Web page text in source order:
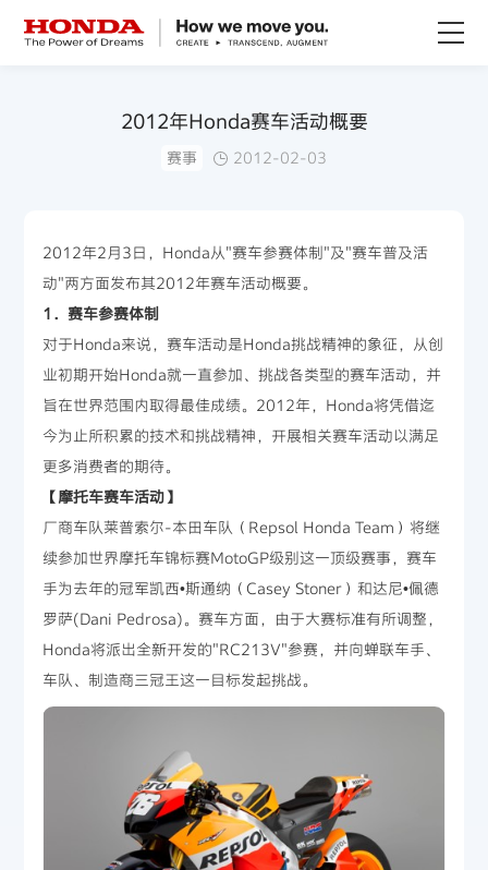
赛事运动
新闻资讯
2012年Honda赛车活动概要
赛事 2012-02-03
2012年2月3日，Honda从"赛车参赛体制"及"赛车普及活
动"两方面发布其2012年赛车活动概要。
1．赛车参赛体制
对于Honda来说，赛车活动是Honda挑战精神的象征，从创
业初期开始Honda就一直参加、挑战各类型的赛车活动，并
旨在世界范围内取得最佳成绩。2012年，Honda将凭借迄
今为止所积累的技术和挑战精神，开展相关赛车活动以满足
更多消费者的期待。
【摩托车赛车活动】
厂商车队莱普索尔-本田车队（Repsol Honda Team）将继
续参加世界摩托车锦标赛MotoGP级别这一顶级赛事，赛车
手为去年的冠军凯西•斯通纳（Casey Stoner）和达尼•佩德
罗萨(Dani Pedrosa)。赛车方面，由于大赛标准有所调整，
Honda将派出全新开发的"RC213V"参赛，并向蝉联车手、
车队、制造商三冠王这一目标发起挑战。